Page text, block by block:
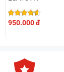
950.000 đ